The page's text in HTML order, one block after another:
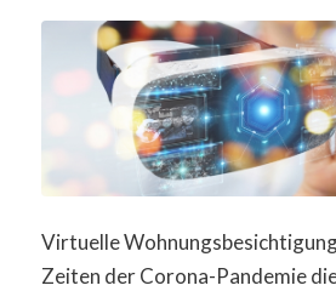
Virtuelle
Zeiten der Corona-Pandemie